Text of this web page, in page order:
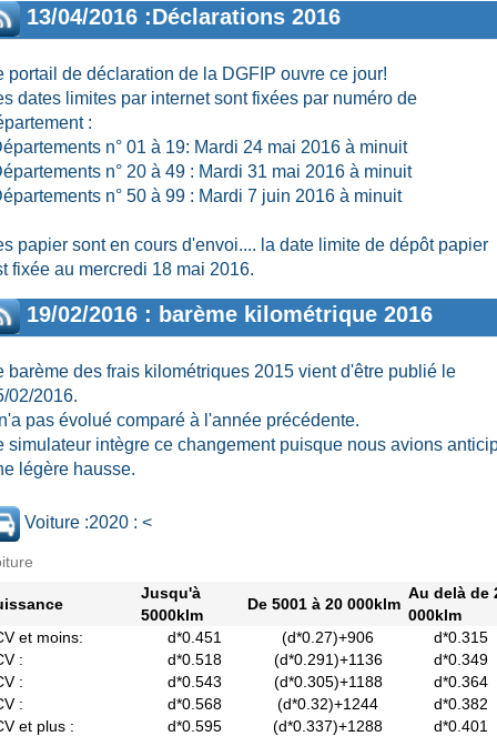
13/04/2016 :Déclarations 2016
portail de déclaration de la DGFIP ouvre ce jour!
dates limites par internet sont fixées par numéro de
:
n° 01 à 19: Mardi 24 mai 2016 à minuit
n° 20 à 49 : Mardi 31 mai 2016 à minuit
n° 50 à 99 : Mardi 7 juin 2016 à minuit
papier sont en cours d'envoi.... la date limite de dépôt papier
fixée au mercredi 18 mai 2016.
19/02/2016 : barème kilométrique 2016
barème des frais kilométriques 2015 vient d'être publié le
02/2016.
pas évolué comparé à l'année précédente.
simulateur intègre ce changement puisque nous avions
légère hausse.
Voiture :2020 : <
Jusqu'à
5000klm
De 5001 à 20 000klm
Au delà de
000klm
et moins:
d*0.451 (d*0.27)+906
d*0.315
:
d*0.518 (d*0.291)+1136
d*0.349
:
d*0.543 (d*0.305)+1188
d*0.364
:
d*0.568 (d*0.32)+1244
d*0.382
et plus :
d*0.595 (d*0.337)+1288 d*0.401